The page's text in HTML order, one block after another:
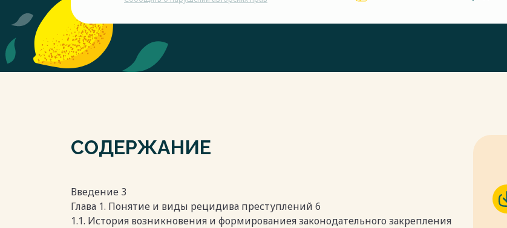
СОДЕРЖАНИЕ
Введение 3
Глава 1. Понятие и виды рецидива преступлений 6
1.1. История возникновения и формированиея законодательного закрепления